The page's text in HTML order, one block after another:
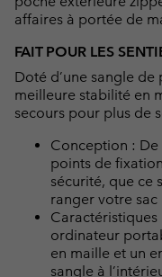
affaires à portée de
FAIT POUR LES
Doté d’une sangle
meilleure stabilité en
secours pour plus de
Conception :
points de
sécurité, que ce
ranger votre
ordinateur
en maille et un
sangle à